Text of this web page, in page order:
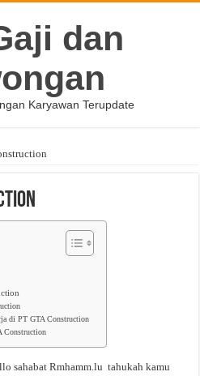
dan
Karyawan Terupdate
di PT GTA Construction
Construction
sahabat Rmhamm.lu tahukah kamu